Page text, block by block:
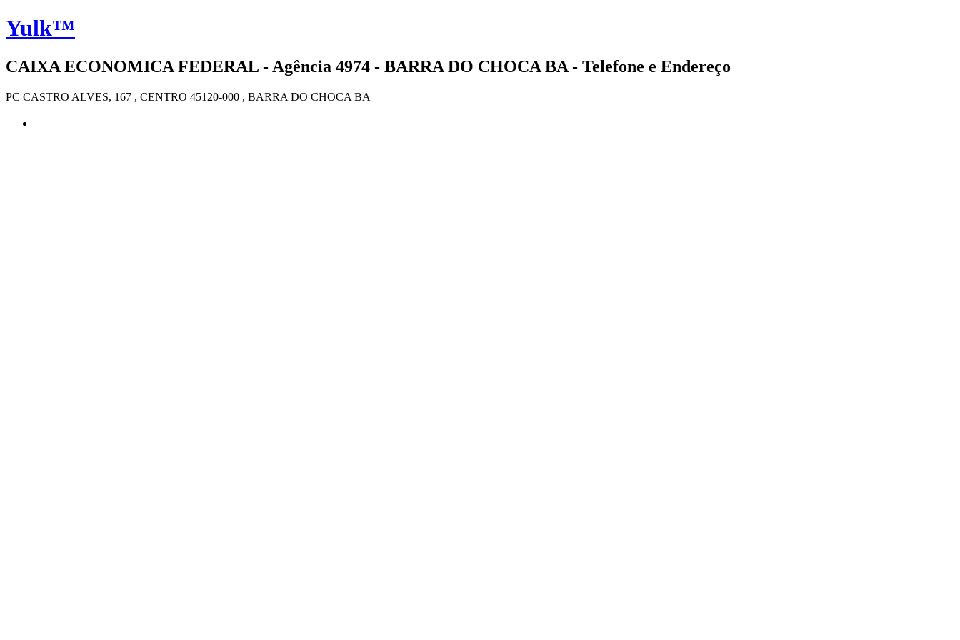
Yulk™
CAIXA ECONOMICA FEDERAL - Agência 4974 - BARRA DO CHOCA BA - Telefone e Endereço
PC CASTRO ALVES, 167 , CENTRO 45120-000 , BARRA DO CHOCA BA